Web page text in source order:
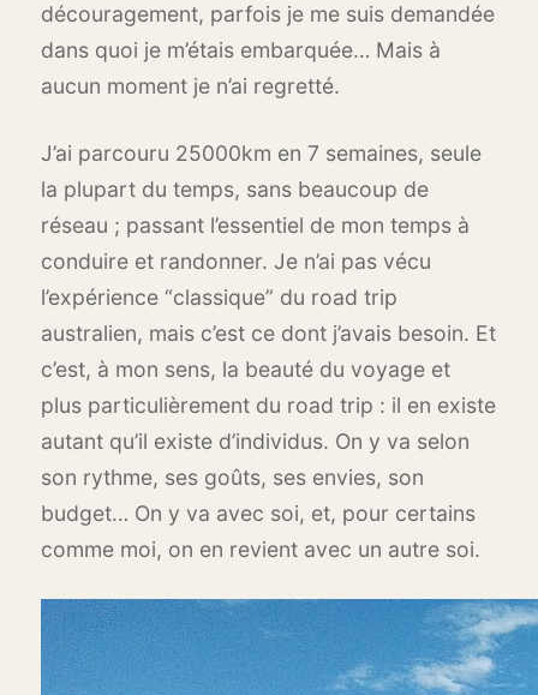
découragement, parfois je me suis demandée
dans quoi je m’étais embarquée… Mais à
aucun moment je n’ai regretté.
J’ai parcouru 25000km en 7 semaines, seule
la plupart du temps, sans beaucoup de
réseau ; passant l’essentiel de mon temps à
conduire et randonner. Je n’ai pas vécu
l’expérience “classique” du road trip
australien, mais c’est ce dont j’avais besoin. Et
c’est, à mon sens, la beauté du voyage et
plus particulièrement du road trip : il en existe
autant qu’il existe d’individus. On y va selon
son rythme, ses goûts, ses envies, son
budget… On y va avec soi, et, pour certains
comme moi, on en revient avec un autre soi.